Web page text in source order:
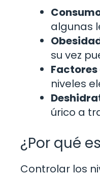
algunas
su vez
niveles
úrico a
¿Por qué
Controlar los